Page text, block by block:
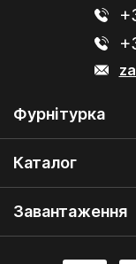
Фурнітурка
Каталог
Завантаження